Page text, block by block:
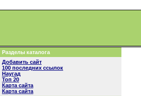
Разделы каталога
Добавить сайт
100 последних ссылок
Наугад
Топ 20
Карта сайта
Карта сайта